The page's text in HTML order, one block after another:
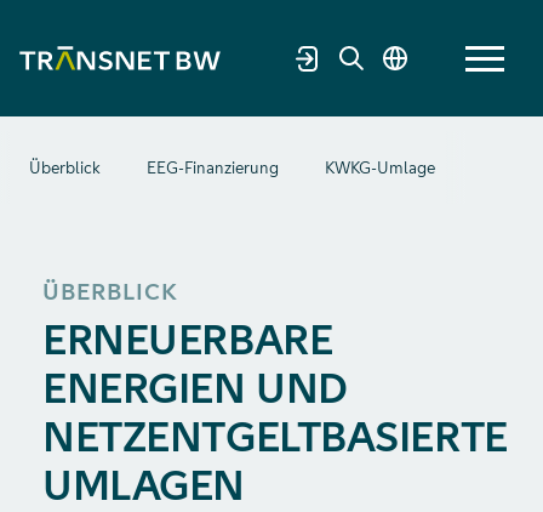
Überblick EEG-Finanzierung KWKG-Umlage
ÜBERBLICK
ERNEUERBARE
ENERGIEN UND
NETZENTGELTBASIERTE
UMLAGEN